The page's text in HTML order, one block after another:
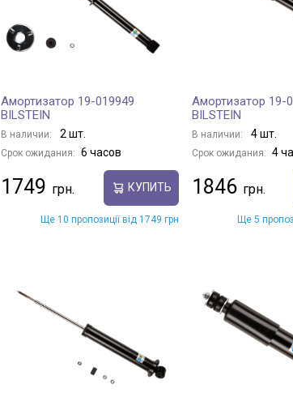
Амортизатор 19-019949
BILSTEIN
В наличии: 2 шт.
Срок ожидания: 6 часов
1749 КУПИТЬ
Ще 10 пропозиції від 1749 грн
Амортизатор 19-
BILSTEIN
В наличии: 4 шт.
Срок ожидания: 4
1846
Ще 5